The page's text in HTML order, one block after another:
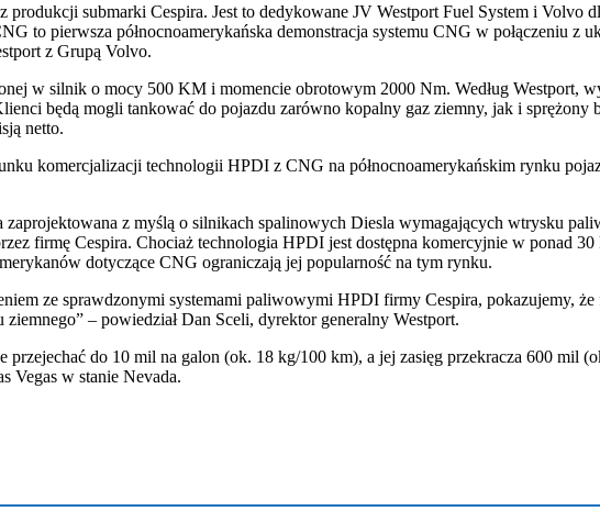
submarki Cespira. Jest to dedykowane JV Westport Fuel System i Volvo
pierwsza północnoamerykańska demonstracja systemu CNG w połączeniu z
z Grupą Volvo.
w silnik o mocy 500 KM i momencie obrotowym 2000 Nm. Według Westport,
będą mogli tankować do pojazdu zarówno kopalny gaz ziemny, jak i sprężony
netto.
komercjalizacji technologii HPDI z CNG na północnoamerykańskim rynku
z myślą o silnikach spalinowych Diesla wymagających wtrysku
firmę Cespira. Chociaż technologia HPDI jest dostępna komercyjnie w ponad 30
dotyczące CNG ograniczają jej popularność na tym rynku.
ze sprawdzonymi systemami paliwowymi HPDI firmy Cespira, pokazujemy,
– powiedział Dan Sceli, dyrektor generalny Westport.
do 10 mil na galon (ok. 18 kg/100 km), a jej zasięg przekracza 600 mil
Vegas w stanie Nevada.